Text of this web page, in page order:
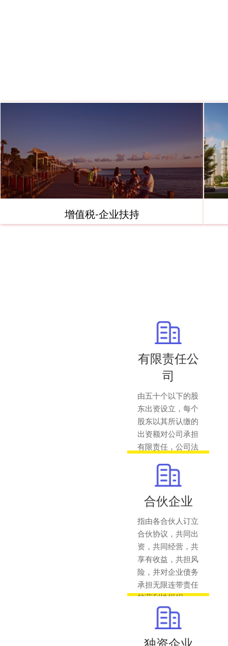
增值税-企业扶持
有限责任公
司
由五十个以下的股
东出资设立，每个
股东以其所认缴的
出资额对公司承担
有限责任，公司法
公司债务承担全部
责任的经济组织。
合伙企业
指由各合伙人订立
合伙协议，共同出
资，共同经营，共
享有收益，共担风
险，并对企业债务
承担无限连带责任
的营利性组织。